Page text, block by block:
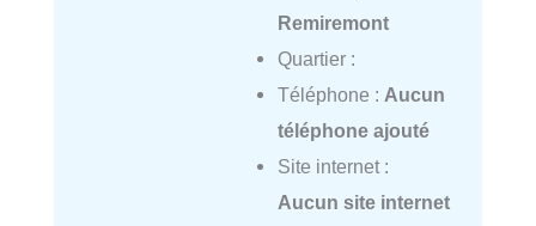
Remiremont
Quartier :
Téléphone : Aucun
téléphone ajouté
Site internet :
Aucun site internet